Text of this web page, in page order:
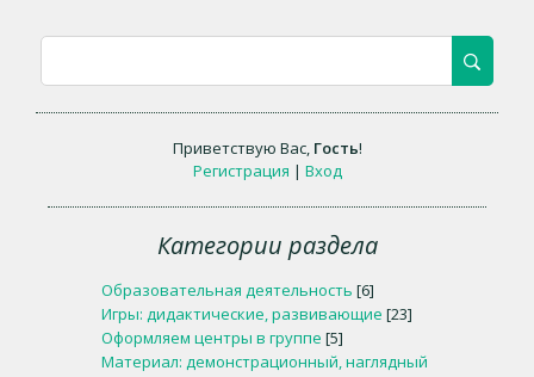
Приветствую Вас, Гость!
Регистрация | Вход
Категории раздела
Образовательная деятельность [6]
Игры: дидактические, развивающие [23]
Оформляем центры в группе [5]
Материал: демонстрационный, наглядный